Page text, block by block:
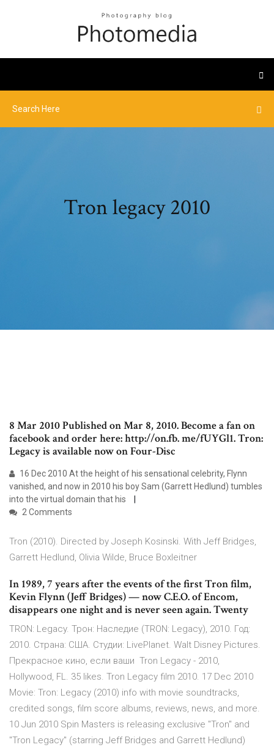
Tron legacy 2010
8 Mar 2010 Published on Mar 8, 2010. Become a fan on
facebook and order here: http://on.fb. me/fUYGl1. Tron:
Legacy is available now on Four-Disc
16 Dec 2010 At the height of his sensational celebrity, Flynn
vanished, and now in 2010 his boy Sam (Garrett Hedlund) tumbles
into the virtual domain that his
2 Comments
Tron (2010). Directed by Joseph Kosinski. With Jeff Bridges,
Garrett Hedlund, Olivia Wilde, Bruce Boxleitner
In 1989, 7 years after the events of the first Tron film,
Kevin Flynn (Jeff Bridges) — now C.E.O. of Encom,
disappears one night and is never seen again. Twenty
TRON: Legacy. Трон: Наследие (TRON: Legacy), 2010. Год:
2010. Страна: США. Студии: LivePlanet. Walt Disney Pictures.
Прекрасное кино, если ваши Tron Legacy - 2010,
Hollywood, FL. 35 likes. Tron Legacy film 2010. 17 Dec 2010
Movie: Tron: Legacy (2010) info with movie soundtracks,
credited songs, film score albums, reviews, news, and more.
10 Jun 2010 Spin Masters is releasing exclusive "Tron" and
"Tron Legacy" (starring Jeff Bridges and Garrett Hedlund)